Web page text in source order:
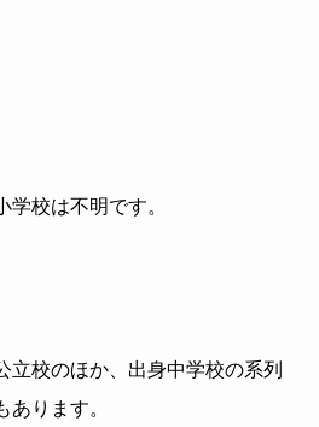
校は不明です。
立校のほか、出身中学校の系列
ります。